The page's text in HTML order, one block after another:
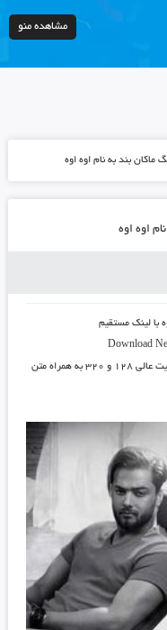
مشاهده منو
ماکان بند به نام اوه اوه
اوه اوه
با لینک مستقیم
Download
با دو کیفیت عالی ۱۲۸ و ۳۲۰ به همراه متن